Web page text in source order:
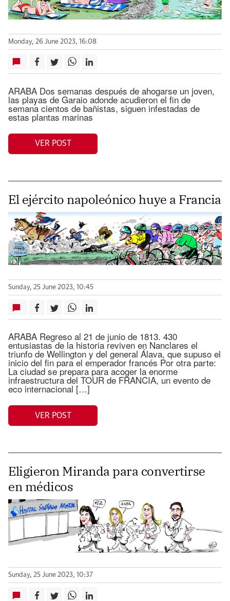
Monday, 26 June 2023, 16:08
ARABA Dos semanas después de ahogarse un joven,
las playas de Garaio adonde acudieron el fin de
semana cientos de bañistas, siguen infestadas de
estas plantas marinas
VER POST
El ejército napoleónico huye a Francia
Sunday, 25 June 2023, 10:45
ARABA Regreso al 21 de junio de 1813. 430
entusiastas de la historia reviven en Nanclares el
triunfo de Wellington y del general Álava, que supuso el
inicio del fin para el emperador francés Por otra parte:
La ciudad se prepara para acoger la enorme
infraestructura del TOUR de FRANCIA, un evento de
eco internacional […]
VER POST
Eligieron Miranda para convertirse
en médicos
Sunday, 25 June 2023, 10:37